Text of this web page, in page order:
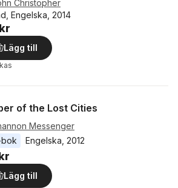
Christopher
Engelska, 2014
Lägg till
of the Lost Cities
Messenger
bok
Engelska 2012
Lägg till